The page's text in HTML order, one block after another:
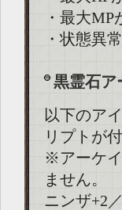
・最大MP
・状態異
黒霊石ア
以下のア
リプトが
※アーケ
ません。
ニンザ+2